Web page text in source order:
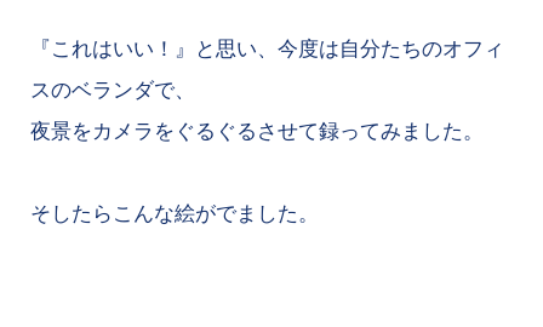
『これはいい！』と思い、今度は自分たちのオフィ
スのベランダで、
夜景をカメラをぐるぐるさせて録ってみました。
そしたらこんな絵がでました。